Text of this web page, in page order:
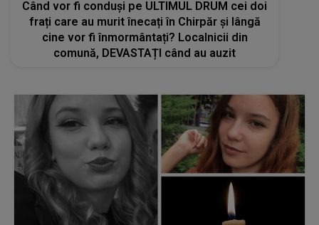
Când vor fi conduși pe ULTIMUL DRUM cei doi
frați care au murit înecați în Chirpăr și lângă
cine vor fi înmormântați? Localnicii din
comună, DEVASTAȚI când au auzit